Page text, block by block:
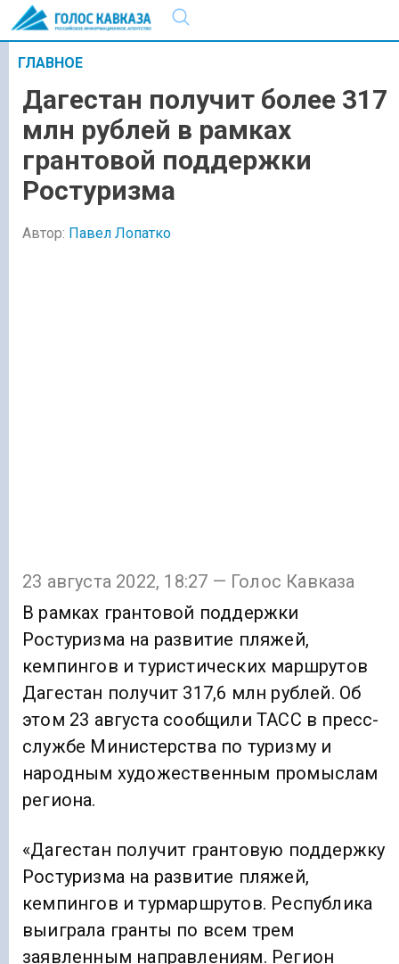
ГЛАВНОЕ
Дагестан получит более 317
млн рублей в рамках
грантовой поддержки
Ростуризма
Автор: Павел Лопатко
23 августа 2022, 18:27 — Голос Кавказа
В рамках грантовой поддержки
Ростуризма на развитие пляжей,
кемпингов и туристических маршрутов
Дагестан получит 317,6 млн рублей. Об
этом 23 августа сообщили ТАСС в пресс-
службе Министерства по туризму и
народным художественным промыслам
региона.
«Дагестан получит грантовую поддержку
Ростуризма на развитие пляжей,
кемпингов и турмаршрутов. Республика
выиграла гранты по всем трем
заявленным направлениям. Регион